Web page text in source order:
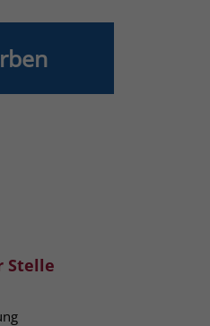
Stelle
auf Facebook ist. Dieses
Websites
um Daten an das